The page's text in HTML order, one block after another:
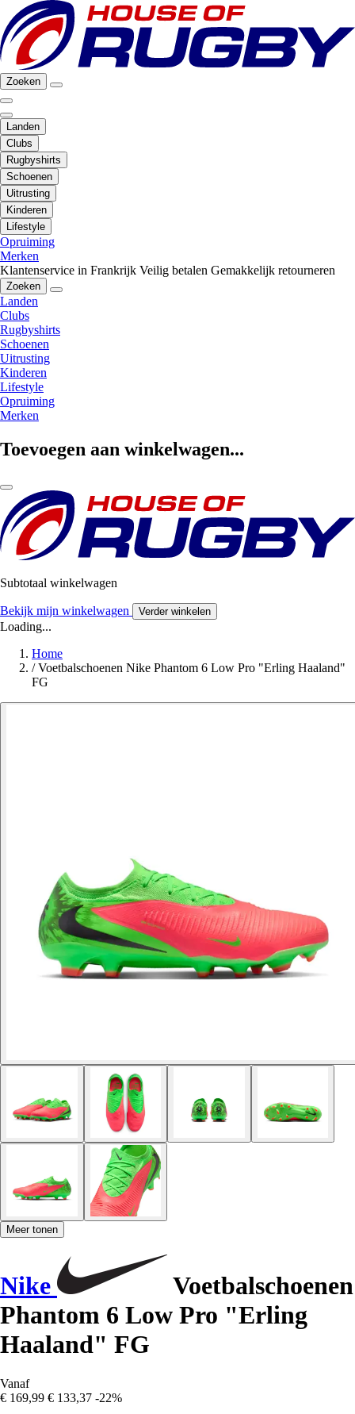
Zoeken
Landen
Clubs
Rugbyshirts
Schoenen
Uitrusting
Kinderen
Lifestyle
Opruiming
Merken
Klantenservice in Frankrijk Veilig betalen Gemakkelijk retourneren
Zoeken
Landen
Clubs
Rugbyshirts
Schoenen
Uitrusting
Kinderen
Lifestyle
Opruiming
Merken
Toevoegen aan winkelwagen...
Subtotaal winkelwagen
Bekijk mijn winkelwagen Verder winkelen
Loading...
Home
/ Voetbalschoenen Nike Phantom 6 Low Pro "Erling Haaland"
FG
Meer tonen
Nike
Voetbalschoenen
Phantom 6 Low Pro "Erling
Haaland" FG
Vanaf
€ 169,99 € 133,37 -22%